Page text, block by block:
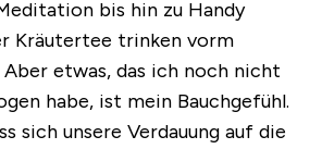
bis hin zu Handy
Kräutertee trinken vorm
Aber etwas, das ich noch nicht
habe, ist mein Bauchgefühl.
sich unsere Verdauung auf die